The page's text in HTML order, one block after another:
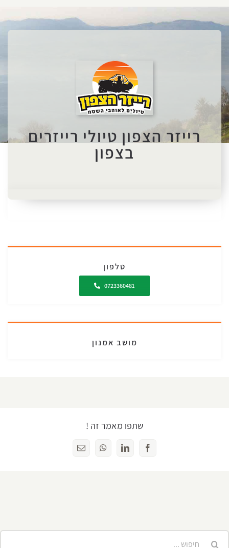
רייזר הצפון טיולי רייזרים
בצפון
טלפון
0723360481
מושב אמנון
שתפו מאמר זה !
Facebook
LinkedIn
WhatsAppכתובת